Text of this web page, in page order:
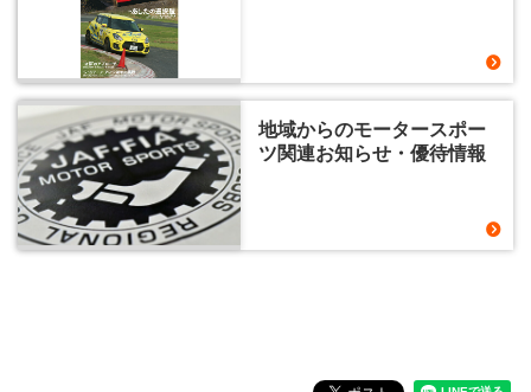
地域からのモータースポー
ツ関連お知らせ・優待情報